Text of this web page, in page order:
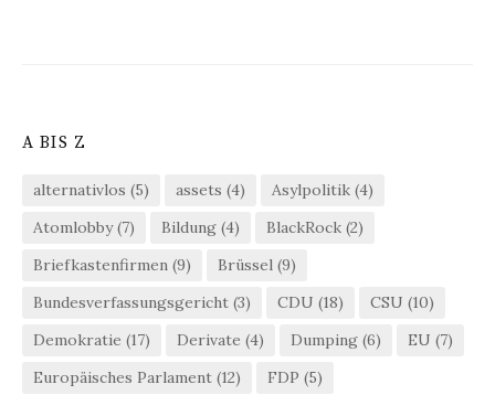
A BIS Z
alternativlos (5) assets (4) Asylpolitik (4)
Atomlobby(7) Bildung (4) BlackRock (2)
Briefkastenfirmen (9) Brüssel (9)
Bundesverfassungsgericht (3) CDU (18) CSU (10)
Demokratie (17) Derivate (4) Dumping (6) EU (7)
Europäisches Parlament (12) FDP (5)